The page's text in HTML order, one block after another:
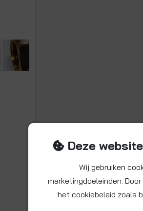
Deze
Wij gebruiken
marketingdoeleinden.
het cookiebeleid zoals